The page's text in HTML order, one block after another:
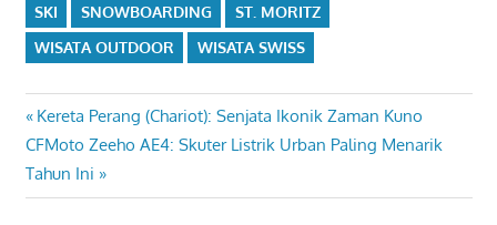
SKI
SNOWBOARDING
ST. MORITZ
WISATA OUTDOOR
WISATA SWISS
Navigasi
pos
Previous
Post:
Kereta Perang (Chariot): Senjata Ikonik Zaman Kuno
Next
Post:
CFMoto Zeeho AE4: Skuter Listrik Urban Paling Menarik
Tahun Ini